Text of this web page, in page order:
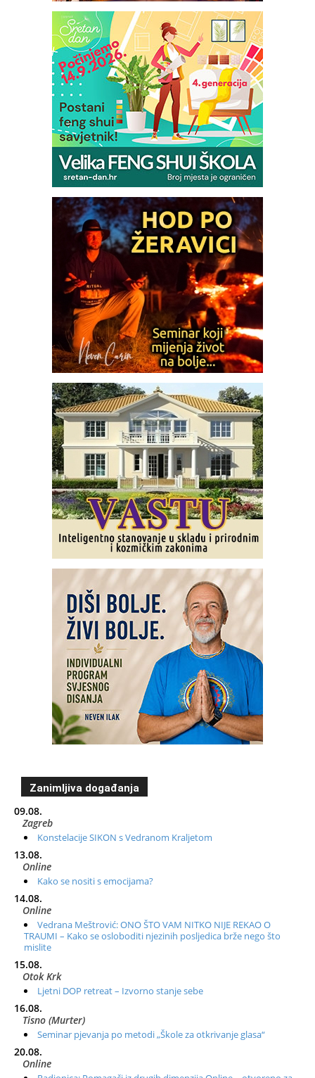
Zanimljiva događanja
09.08.
Zagreb
Konstelacije SIKON s Vedranom Kraljetom
13.08.
Online
Kako se nositi s emocijama?
14.08.
Online
Vedrana Meštrović: ONO ŠTO VAM NITKO NIJE REKAO O
TRAUMI – Kako se osloboditi njezinih posljedica brže nego što
mislite
15.08.
Otok Krk
Ljetni DOP retreat – Izvorno stanje sebe
16.08.
Tisno (Murter)
Seminar pjevanja po metodi „Škole za otkrivanje glasa“
20.08.
Online